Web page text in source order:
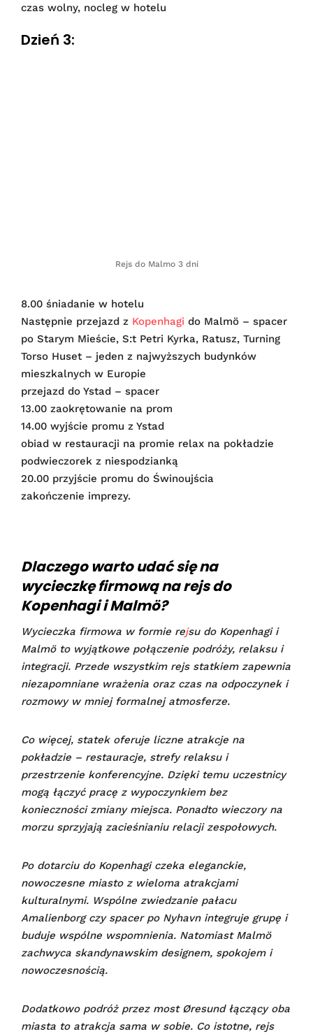
czas wolny, nocleg w hotelu
Dzień 3:
Rejs do Malmo 3 dni
8.00 śniadanie w hotelu
Następnie przejazd z Kopenhagi do Malmö – spacer
po Starym Mieście, S:t Petri Kyrka, Ratusz, Turning
Torso Huset – jeden z najwyższych budynków
mieszkalnych w Europie
przejazd do Ystad – spacer
13.00 zaokrętowanie na prom
14.00 wyjście promu z Ystad
obiad w restauracji na promie relax na pokładzie
podwieczorek z niespodzianką
20.00 przyjście promu do Świnoujścia
zakończenie imprezy.
Dlaczego warto udać się na
wycieczkę firmową na rejs do
Kopenhagi i Malmö?
Wycieczka firmowa w formie rejsu do Kopenhagi i
Malmö to wyjątkowe połączenie podróży, relaksu i
integracji. Przede wszystkim rejs statkiem zapewnia
niezapomniane wrażenia oraz czas na odpoczynek i
rozmowy w mniej formalnej atmosferze.
Co więcej, statek oferuje liczne atrakcje na
pokładzie – restauracje, strefy relaksu i
przestrzenie konferencyjne. Dzięki temu uczestnicy
mogą łączyć pracę z wypoczynkiem bez
konieczności zmiany miejsca. Ponadto wieczory na
morzu sprzyjają zacieśnianiu relacji zespołowych.
Po dotarciu do Kopenhagi czeka eleganckie,
nowoczesne miasto z wieloma atrakcjami
kulturalnymi. Wspólne zwiedzanie pałacu
Amalienborg czy spacer po Nyhavn integruje grupę i
buduje wspólne wspomnienia. Natomiast Malmö
zachwyca skandynawskim designem, spokojem i
nowoczesnością.
Dodatkowo podróż przez most Øresund łączący oba
miasta to atrakcja sama w sobie. Co istotne, rejs